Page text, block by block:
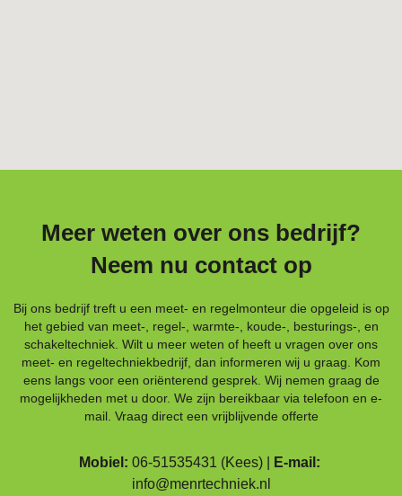
Meer weten over ons bedrijf?
Neem nu contact op
Bij ons bedrijf treft u een meet- en regelmonteur die opgeleid is op
het gebied van meet-, regel-, warmte-, koude-, besturings-, en
schakeltechniek. Wilt u meer weten of heeft u vragen over ons
meet- en regeltechniekbedrijf, dan informeren wij u graag. Kom
eens langs voor een oriënterend gesprek. Wij nemen graag de
mogelijkheden met u door. We zijn bereikbaar via telefoon en e-
mail. Vraag direct een vrijblijvende offerte
Mobiel: 06-51535431 (Kees) |
E-mail:
info@menrtechniek.nl